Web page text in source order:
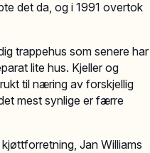
det da, og i 1991 overtok
trappehus som senere har
lite hus. Kjeller og
til næring av forskjellig
mest synlige er færre
Jan Williams